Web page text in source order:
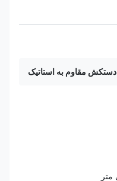
دستکش مقاوم به استاتیک